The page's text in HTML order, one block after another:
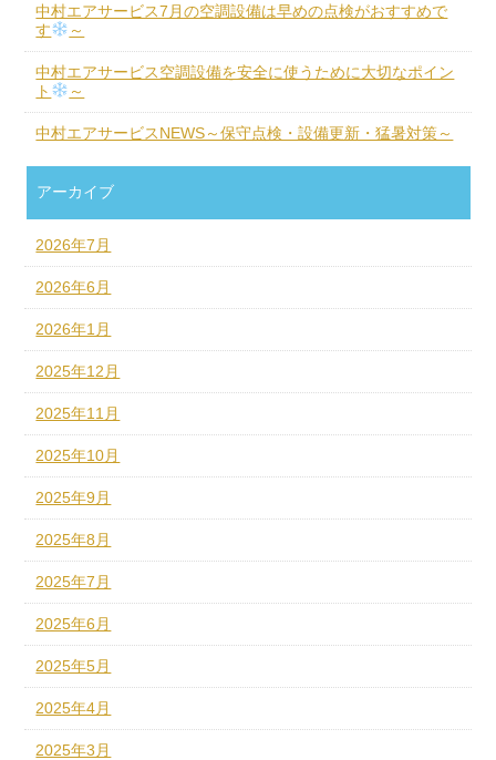
中村エアサービス7月の空調設備は早めの点検がおすすめで
す
～
中村エアサービス空調設備を安全に使うために大切なポイン
ト
～
中村エアサービスNEWS～保守点検・設備更新・猛暑対策～
アーカイブ
2026年7月
2026年6月
2026年1月
2025年12月
2025年11月
2025年10月
2025年9月
2025年8月
2025年7月
2025年6月
2025年5月
2025年4月
2025年3月